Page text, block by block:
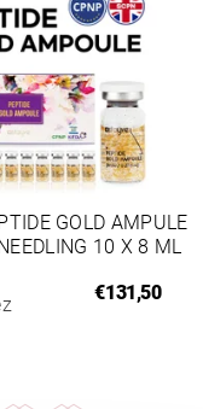
GOLD AMPULE
10 X 8 ML
€131,50